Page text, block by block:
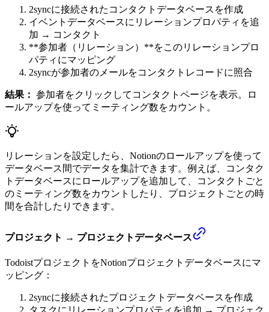
2syncに接続されたコンタクトデータベースを作成
イベントデータベースにリレーションプロパティを追
加 → コンタクト
**参加者（リレーション）**をこのリレーションプロ
パティにマッピング
2syncが参加者のメールをコンタクトレコードに照合
結果： 参加者をクリックしてコンタクトページを表示。ロ
ールアップを使ってミーティング数をカウント。
リレーションを設定したら、Notionのロールアップを使って
データベース間でデータを集計できます。例えば、コンタク
トデータベースにロールアップを追加して、コンタクトごと
のミーティング数をカウントしたり、プロジェクトごとの時
間を合計したりできます。
プロジェクト → プロジェクトデータベース
TodoistプロジェクトをNotionプロジェクトデータベースにマ
ッピング：
2syncに接続されたプロジェクトデータベースを作成
タスクにリレーションプロパティを追加 → プロジェク